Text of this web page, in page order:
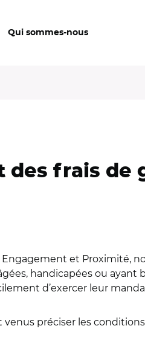
Qui sommes-nous
des frais de
Engagement et Proximité,
handicapées ou ayant
d’exercer leur
venus préciser les conditions